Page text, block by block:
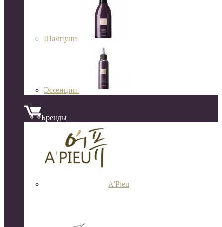
Шампуни
Эссенции
Бренды
A'Pieu